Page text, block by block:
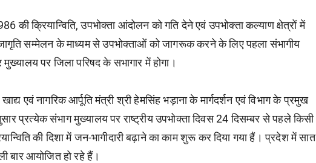
की क्रियान्विति, उपभोक्ता आंदोलन को गति देने एवं उपभोक्ता कल्याण क्षेत्रों में
सम्मेलन के माध्यम से उपभोक्ताओं को जागरूक करने के लिए पहला संभागीय
पर जिला परिषद के सभागार में होगा।
एवं नागरिक आर्पूति मंत्री श्री हेमसिंह भड़ाना के मार्गदर्शन एवं विभाग के प्रमुख
प्रत्येक संभाग मुख्यालय पर राष्ट्रीय उपभोक्ता दिवस 24 दिसम्बर से पहले किसी
की दिशा में जन-भागीदारी बढ़ाने का काम शुरू कर दिया गया हैं। प्रदेश में सात
बार आयोजित हो रहे हैं।